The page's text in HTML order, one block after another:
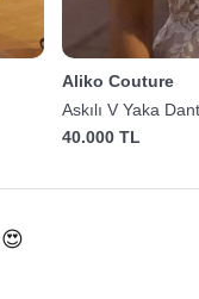
Aliko Couture
Askılı V Yaka
40.000 TL